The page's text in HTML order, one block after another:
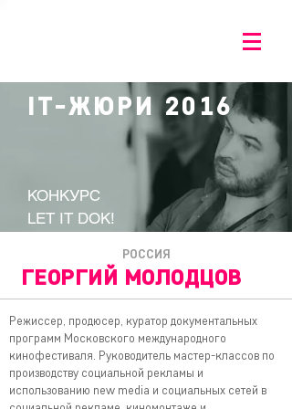
IT-ЖЮРИ 2016
КОНКУРС
LET IT DOK!
РОССИЯ
ГЕОРГИЙ МОЛОДЦОВ
Режиссер, продюсер, куратор документальных
программ Московского международного
кинофестиваля. Руководитель мастер-классов по
производству социальной рекламы и
использованию new media и социальных сетей в